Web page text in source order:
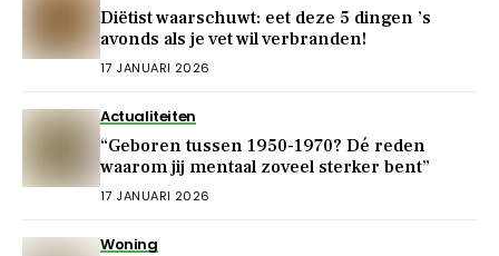
Diëtist waarschuwt: eet deze 5 dingen ’s
avonds als je vet wil verbranden!
17 JANUARI 2026
Actualiteiten
“Geboren tussen 1950-1970? Dé reden
waarom jij mentaal zoveel sterker bent”
17 JANUARI 2026
Woning